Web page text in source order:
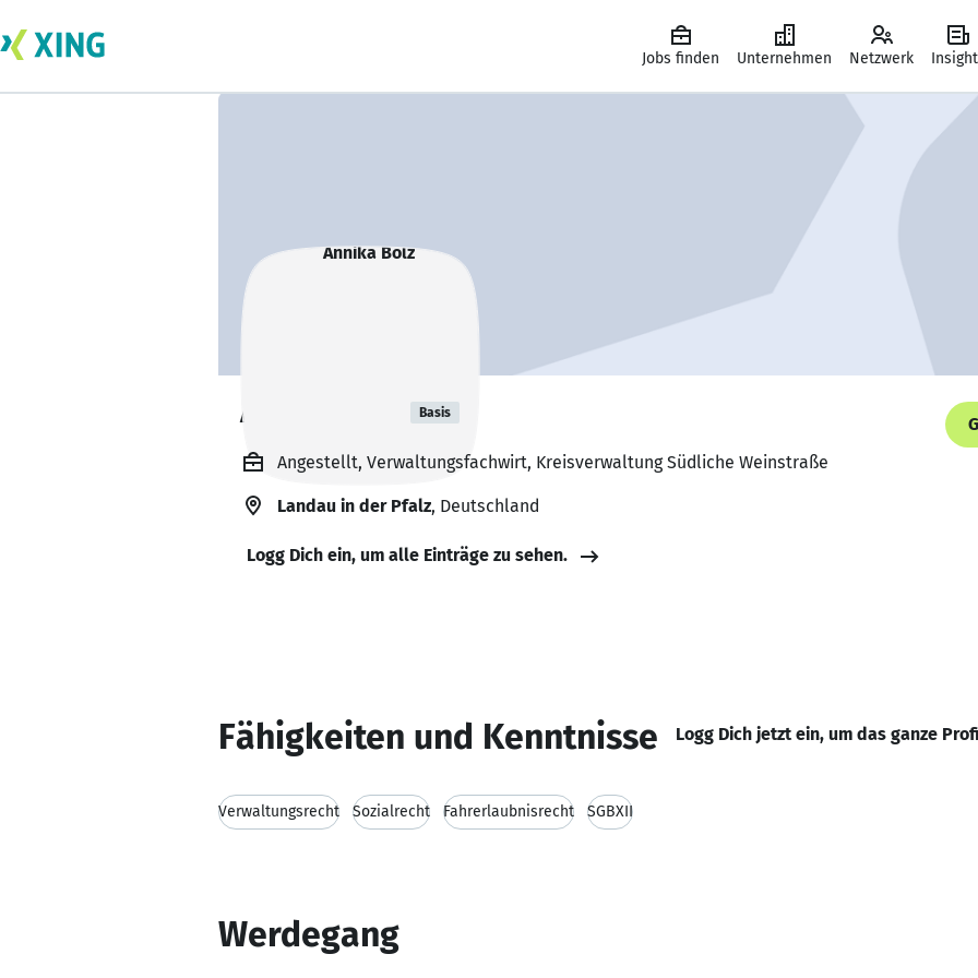
Jobs finden Unternehmen Netzwerk
Annika Bolz Basis
Angestellt, Verwaltungsfachwirt, Kreisverwaltung Südliche Weinstraße
Landau in der Pfalz, Deutschland
Logg Dich ein, um alle Einträge zu sehen.
Fähigkeiten und Kenntnisse Logg Dich jetzt ein, um das ganze
Verwaltungsrecht Sozialrecht Fahrerlaubnisrecht SGBXII
Werdegang